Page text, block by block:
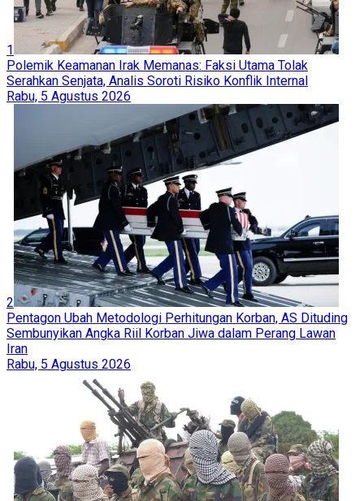
1
Polemik Keamanan Irak Memanas: Faksi Utama Tolak
Serahkan Senjata, Analis Soroti Risiko Konflik Internal
Rabu, 5 Agustus 2026
2
Pentagon Ubah Metodologi Perhitungan Korban, AS Dituding
Sembunyikan Angka Riil Korban Jiwa dalam Perang Lawan
Iran
Rabu, 5 Agustus 2026